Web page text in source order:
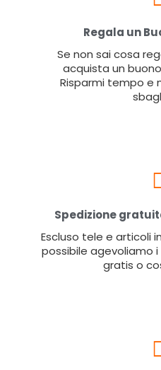
Regala un
Se non sai cosa
acquista un
Risparmi tempo e
Spedizione
Escluso tele e articoli
possibile agevoliamo
gratis o